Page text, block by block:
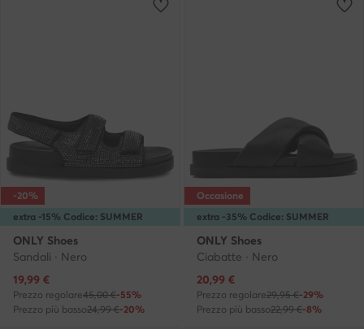
extra -15% Codice: SUMMER
-20%
ONLY Shoes
Sandali · Nero
Prezzo attuale
19,99 €
Prezzo regolare45,00 €-55%
Prezzo più basso24,99 €-20%
extra -35% Codice: SUMMER
Occasione
ONLY Shoes
Ciabatte · Nero
Prezzo attuale
20,99 €
Prezzo regolare29,95 €-29%
Prezzo più basso22,99 €-8%